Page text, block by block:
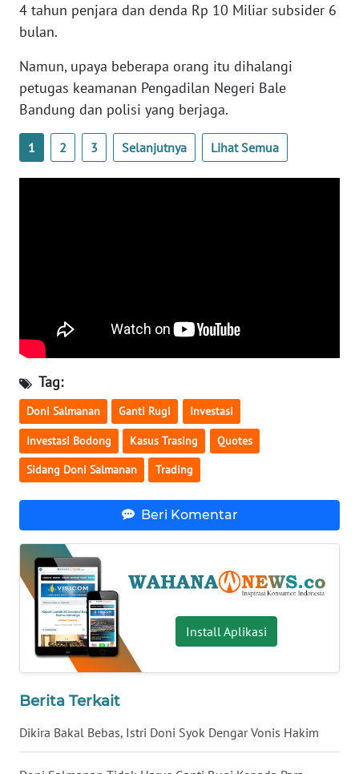
4 tahun penjara dan denda Rp 10 Miliar subsider 6
bulan.
Namun, upaya beberapa orang itu dihalangi
petugas keamanan Pengadilan Negeri Bale
Bandung dan polisi yang berjaga.
1 2 3 Selanjutnya Lihat Semua
Tag:
Doni Salmanan Ganti Rugi Investasi
Investasi Bodong Kasus Trasing Quotes
Sidang Doni Salmanan Trading
Beri Komentar
Install Aplikasi
Berita Terkait
Dikira Bakal Bebas, Istri Doni Syok Dengar Vonis Hakim
WN
JABAR
WN
BANTEN
NTT
PAPUA
BARAT
WN
RIAU
WN
SERAMBI
WN
WN
SULTRA
NTB
SULTENG
WN
SULBAR